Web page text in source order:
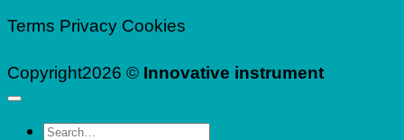
Terms Privacy Cookies
Copyright2026 © Innovative instrument
Search